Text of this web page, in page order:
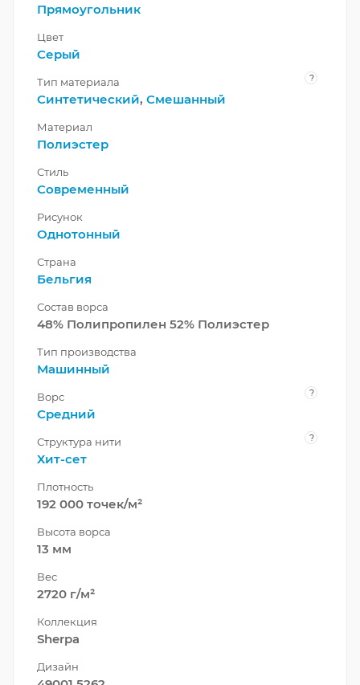
Прямоугольник
Цвет
Серый
Тип материала ?
Синтетический, Смешанный
Материал
Полиэстер
Стиль
Современный
Рисунок
Однотонный
Страна
Бельгия
Состав ворса
48% Полипропилен 52% Полиэстер
Тип производства
Машинный
Ворс ?
Средний
Структура нити ?
Хит-сет
Плотность
192 000 точек/м²
Высота ворса
13 мм
Вес
2720 г/м²
Коллекция
Sherpa
Дизайн